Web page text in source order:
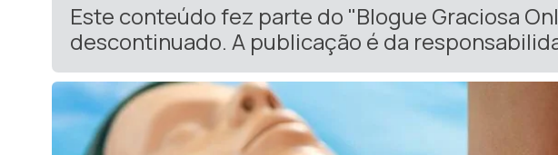
Este conteúdo fez parte do "Blogue Graciosa
descontinuado. A publicação é da